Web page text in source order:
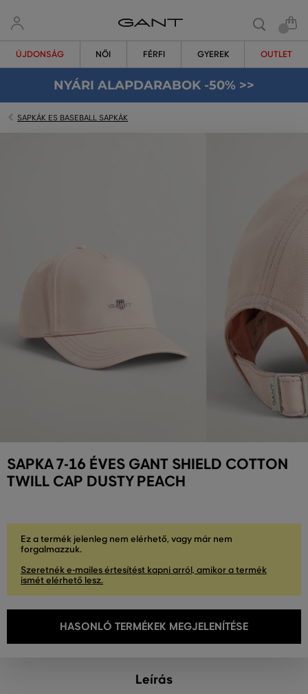
ÚJDONSÁG NŐI FÉRFI GYEREK OUTLET
NYÁRI ALAPDARABOK -50% >>
SAPKÁK ES BASEBALL SAPKÁK
SAPKA 7-16 ÉVES GANT SHIELD COTTON
TWILL CAP DUSTY PEACH
Ez a termék jelenleg nem elérhető, vagy már nem
forgalmazzuk.
Szeretnék e-mailes értesítést kapni arról, amikor a termék
ismét elérhető lesz.
HASONLÓ TERMÉKEK MEGJELENÍTÉSE
Leírás